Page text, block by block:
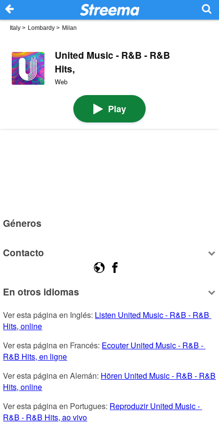
Italy > Lombardy > Milan
United Music - R&B - R&B
Hits,
Web
Play
Géneros
Contacto
En otros idiomas
Ver esta página en Inglés: Listen United Music - R&B - R&B
Hits, online
Ver esta página en Francés: Ecouter United Music - R&B -
R&B Hits, en ligne
Ver esta página en Alemán: Hören United Music - R&B - R&B
Hits, online
Ver esta página en Portugues: Reproduzir United Music -
R&B - R&B Hits, ao vivo